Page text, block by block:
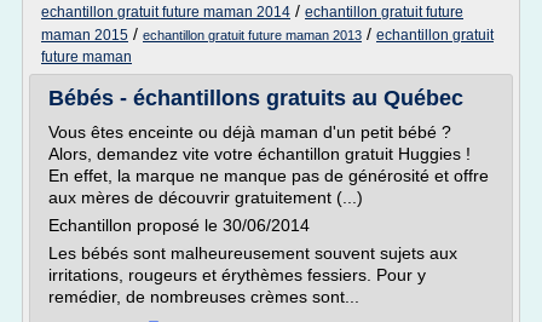
echantillon gratuit future maman 2014 / echantillon gratuit future
maman 2015 / echantillon gratuit future maman 2013 / echantillon gratuit
future maman
Bébés - échantillons gratuits au Québec
Vous êtes enceinte ou déjà maman d'un petit bébé ?
Alors, demandez vite votre échantillon gratuit Huggies !
En effet, la marque ne manque pas de générosité et offre
aux mères de découvrir gratuitement (...)
Echantillon proposé le 30/06/2014
Les bébés sont malheureusement souvent sujets aux
irritations, rougeurs et érythèmes fessiers. Pour y
remédier, de nombreuses crèmes sont...